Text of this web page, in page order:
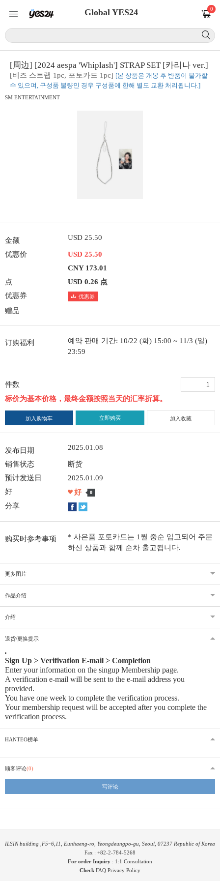
Global YES24 0
[周边] [2024 aespa 'Whiplash'] STRAP SET [카리나 ver.]
[비즈 스트랩 1pc, 포토카드 1pc] [본 상품은 개봉 후 반품이 불가할
수 있으며, 구성품 불량인 경우 구성품에 한해 별도 교환 처리됩니다.]
SM ENTERTAINMENT
金额 USD 25.50
优惠价
USD 25.50
CNY 173.01
点
USD 0.26 点
优惠券
优惠券
赠品
订购福利
예약 판매 기간: 10/22 (화) 15:00 ~ 11/3 (일)
23:59
件数
标价为基本价格，最终金额按照当天的汇率折算。
加入购物车 立即购买 加入收藏
发布日期 2025.01.08
销售状态
断货
预计发送日
2025.01.09
好
好 0
分享
购买时参考事项
* 사은품 포토카드는 1월 중순 입고되어 주문
하신 상품과 함께 순차 출고됩니다.
更多图片
作品介绍
介绍
退货/更换提示
Sign Up > Verifivation E-mail > Completion
Enter your information on the singup Membership page.
A verification e-mail will be sent to the e-mail address you
provided.
You have one week to complete the verification process.
Your membership request will be accepted after you complete the
verification process.
HANTEO榜单
顾客评论(0)
写评论
ILSIN building ,F5~6,11, Eunhaeng-ro, Yeongdeungpo-gu, Seoul, 07237 Republic of Korea
Fax : +82-2-784-5268
For order Inquiry : 1:1 Consultation
Check FAQ Privacy Policy